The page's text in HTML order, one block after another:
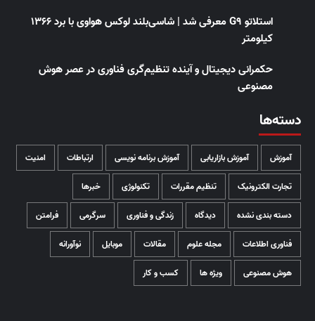
استلاتو G9 معرفی شد | شاسی‌بلند لوکس هواوی با برد ۱۳۶۶
کیلومتر
حکمرانی دیجیتال و آینده تنظیم‌گری فناوری در عصر هوش
مصنوعی
دسته‌ها
آموزش آموزش بازاریابی آموزش برنامه نویسی ارتباطات امنیت
تجارت الکترونیک تنظیم مقررات تکنولوژی خبرها
دسته بندی نشده دیدگاه زندگی و فناوری سرگرمی فرامتن
فناوری اطلاعات مجله علوم مقالات موبایل نوآورانه
هوش مصنوعی ویژه ها کسب و کار